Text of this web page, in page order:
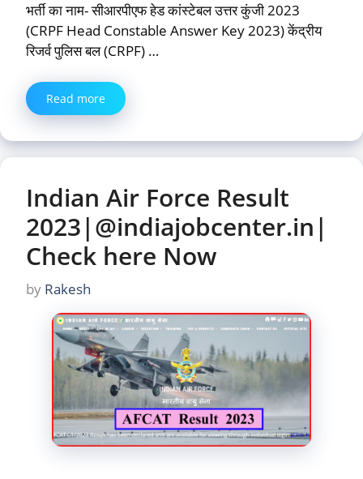
भर्ती का नाम- सीआरपीएफ हेड कांस्टेबल उत्तर कुंजी 2023
(CRPF Head Constable Answer Key 2023) केंद्रीय
रिजर्व पुलिस बल (CRPF) …
Read more
Indian Air Force Result
2023|@indiajobcenter.in|
Check here Now
by Rakesh